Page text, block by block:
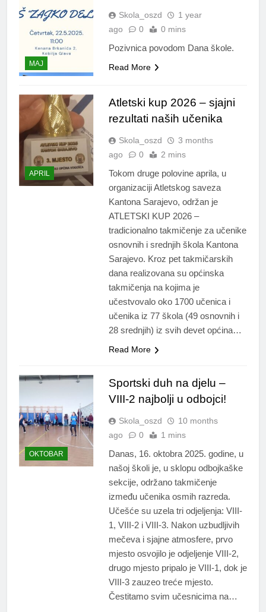
MAJ
Skola_oszd
1 year
ago
0 0 mins
Pozivnica povodom Dana škole.
Read More
APRIL
Atletski kup 2026 – sjajni
rezultati naših učenika
Skola_oszd
3 months
ago
0 2 mins
Tokom druge polovine aprila, u
organizaciji Atletskog saveza
Kantona Sarajevo, održan je
ATLETSKI KUP 2026 –
tradicionalno takmičenje za učenike
osnovnih i srednjih škola Kantona
Sarajevo. Kroz pet takmičarskih
dana realizovana su općinska
takmičenja na kojima je
učestvovalo oko 1700 učenica i
učenika iz 77 škola (49 osnovnih i
28 srednjih) iz svih devet općina…
Read More
OKTOBAR
Sportski duh na djelu –
VIII-2 najbolji u odbojci!
Skola_oszd
10 months
ago
0 1 mins
Danas, 16. oktobra 2025. godine, u
našoj školi je, u sklopu odbojkaške
sekcije, održano takmičenje
između učenika osmih razreda.
Učešće su uzela tri odjeljenja: VIII-
1, VIII-2 i VIII-3. Nakon uzbudljivih
mečeva i sjajne atmosfere, prvo
mjesto osvojilo je odjeljenje VIII-2,
drugo mjesto pripalo je VIII-1, dok je
VIII-3 zauzeo treće mjesto.
Čestitamo svim učesnicima na…